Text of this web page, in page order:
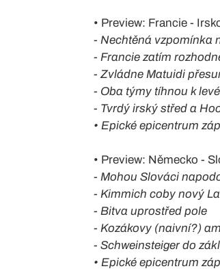
• Preview: Francie -
- Nechtěná vzpomínka
- Francie zatím
- Zvládne Matuidi
- Oba týmy tíhnou k
- Tvrdý irský střed a
• Epické epicentrum
• Preview: Německo -
- Mohou Slováci
- Kimmich coby nový
- Bitva uprostřed pole
- Kozákovy (naivní?)
- Schweinsteiger do
• Epické epicentrum